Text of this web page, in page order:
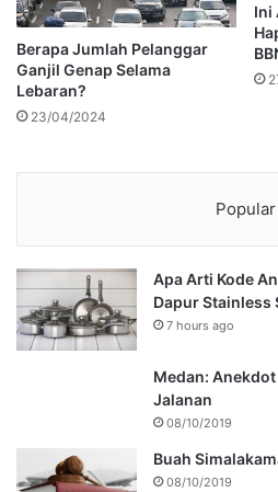
Berapa Jumlah Pelanggar
Ganjil Genap Selama
Lebaran?
23/04/2024
Ini
Popular
Apa Arti Kode
Dapur Stainless
7 hours ago
Medan:
Jalanan
08/10/2019
Buah
08/10/2019